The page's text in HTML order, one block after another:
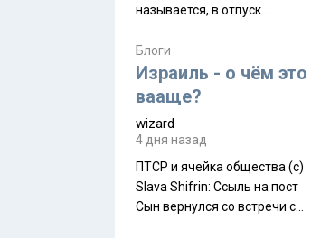
называется, в отпуск...
Блоги
Израиль - о чём это
вааще?
wizard
4 дня назад
ПТСР и ячейка общества (с)
Slava Shifrin: Ссыль на пост
Сын вернулся со встречи с